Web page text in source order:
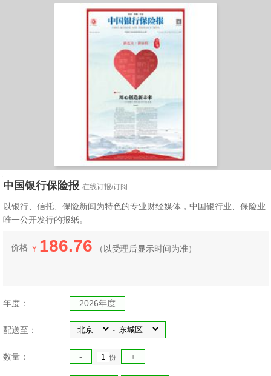
中国银行保险报在线订报/订阅
以银行、信托、保险新闻为特色的专业财经媒体，中国银行业、保险业
唯一公开发行的报纸。
价格 ¥ 186.76 （ 以受理后显示时间为准）
年度： 2026年度
配送至： -
数量： - 份 +